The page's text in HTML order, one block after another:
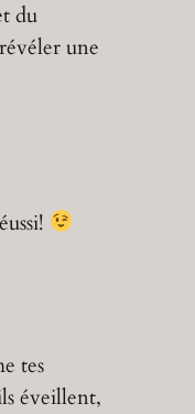
du
une
tes
éveillent,